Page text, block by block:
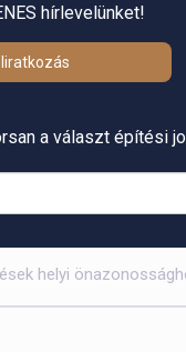
hírlevelünket!
a választ építési
helyi